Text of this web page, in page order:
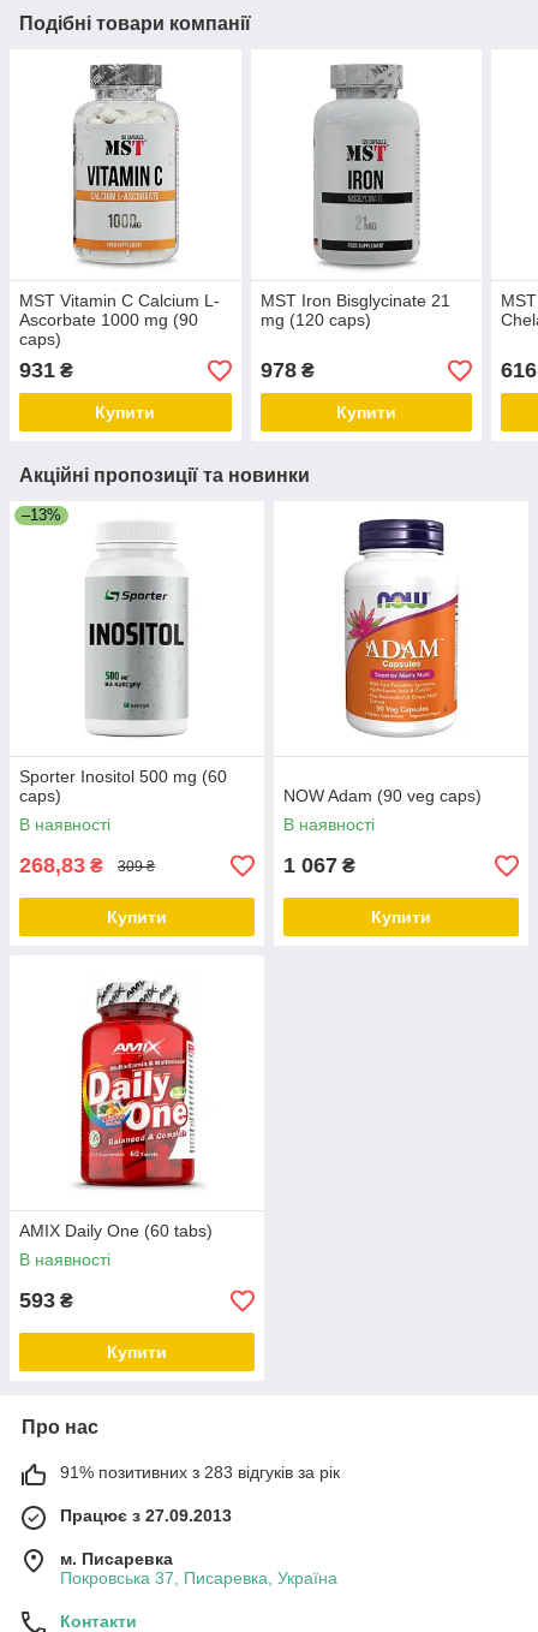
Подібні товари компанії
MST Vitamin C Calcium L-
Ascorbate 1000 mg (90
caps)
931 ₴
Купити
MST Iron Bisglycinate 21
mg (120 caps)
978₴
Купити
616
Акційні пропозиції та новинки
–13%
Sporter Inositol 500 mg (60
caps)
В наявності
268,83 ₴ 309 ₴
Купити
NOW Adam (90 veg caps)
В наявності
1 067 ₴
Купити
AMIX Daily One (60 tabs)
В наявності
593 ₴
Купити
Про нас
91% позитивних з 283 відгуків за рік
Працює з 27.09.2013
м. Писаревка
Покровська 37, Писаревка, Україна
Контакти